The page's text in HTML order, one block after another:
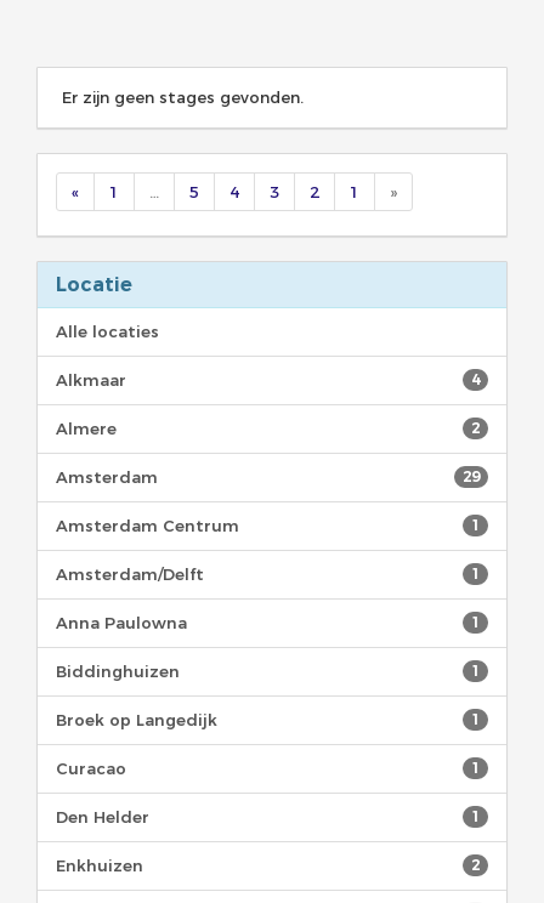
Er zijn geen stages gevonden.
« 1 5 4 3 2 1 »
Locatie
Alle locaties
4
Alkmaar
2
Almere
29
Amsterdam
1
Amsterdam Centrum
1
Amsterdam/Delft
1
Anna Paulowna
1
Biddinghuizen
1
Broek op Langedijk
1
Curacao
1
Den Helder
2
Enkhuizen